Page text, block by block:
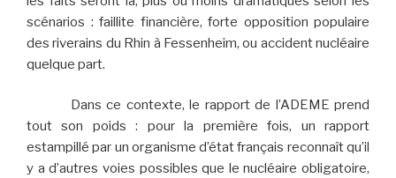
scénarios : faillite financière, forte opposition populaire
des riverains du Rhin à Fessenheim, ou accident nucléaire
quelque part.
Dans ce contexte, le rapport de l’ADEME prend
tout son poids : pour la première fois, un rapport
estampillé par un organisme d’état français reconnaît qu’il
y a d’autres voies possibles que le nucléaire obligatoire,